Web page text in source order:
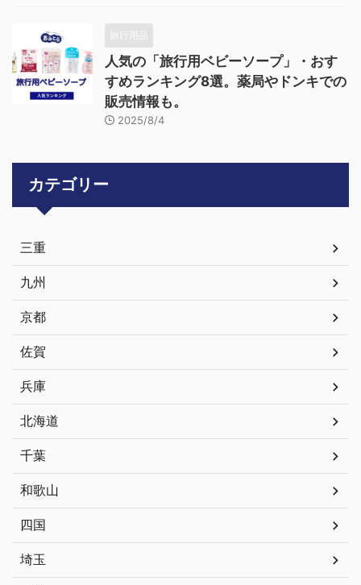
旅行用品
人気の「旅行用ベビーソープ」・おす
すめランキング8選。薬局やドンキでの
販売情報も。
2025/8/4
カテゴリー
三重
九州
京都
佐賀
兵庫
北海道
千葉
和歌山
四国
埼玉